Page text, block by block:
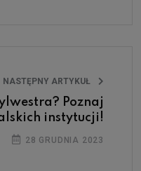
NASTĘPNY ARTYKUŁ
Poznaj
instytucji!
28 GRUDNIA 2023